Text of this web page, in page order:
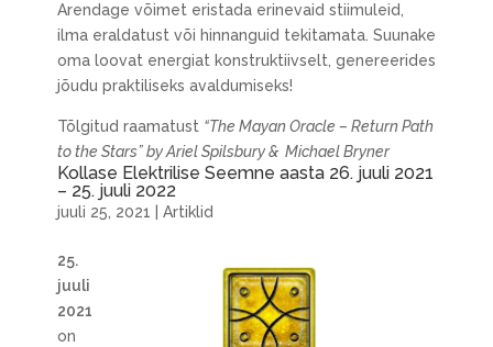
Arendage võimet eristada erinevaid stiimuleid,
ilma eraldatust või hinnanguid tekitamata. Suunake
oma loovat energiat konstruktiivselt, genereerides
jõudu praktiliseks avaldumiseks!
Tõlgitud raamatust “The Mayan Oracle – Return Path
to the Stars” by Ariel Spilsbury & Michael Bryner
Kollase Elektrilise Seemne aasta 26. juuli 2021
– 25. juuli 2022
juuli 25, 2021 Artiklid
25.
juuli
2021
on